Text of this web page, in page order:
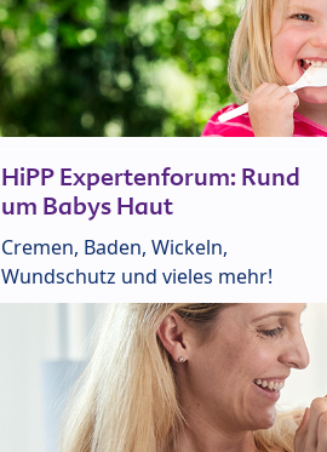
HiPP Expertenforum: Rund
um Babys Haut
Cremen, Baden, Wickeln,
Wundschutz und vieles mehr!